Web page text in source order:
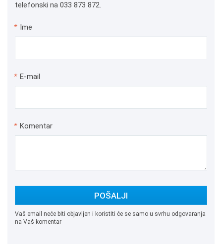
telefonski na 033 873 872.
* Ime
* E-mail
* Komentar
POŠALJI
Vaš email neće biti objavljen i koristiti će se samo u svrhu odgovaranja
na Vaš komentar